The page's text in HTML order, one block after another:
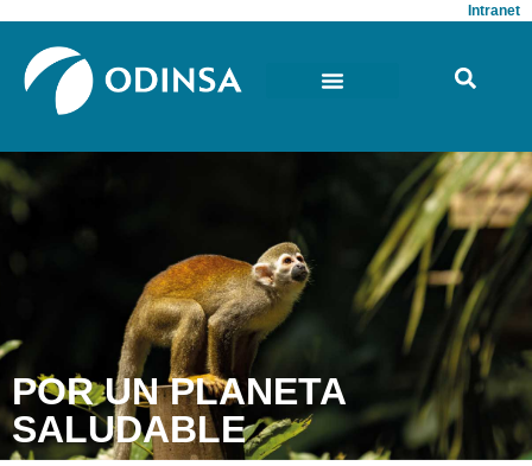
Intranet
POR UN PLANETA
SALUDABLE